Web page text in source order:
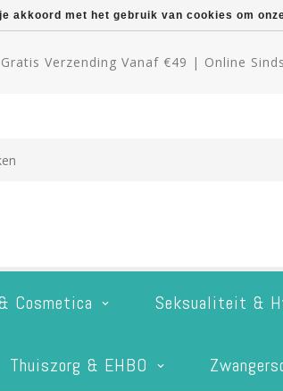
Verzending Vanaf €49 | Online
Cosmetica Seksualiteit &
Thuiszorg & EHBO
akkoord met het gebruik van cookies om